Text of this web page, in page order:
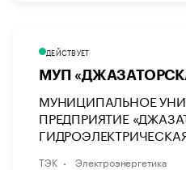
ДЕЙСТВУЕТ
МУП
МУНИЦИПАЛЬНОЕ
ПРЕДПРИЯТИЕ
ТЭК Электроэнергетика